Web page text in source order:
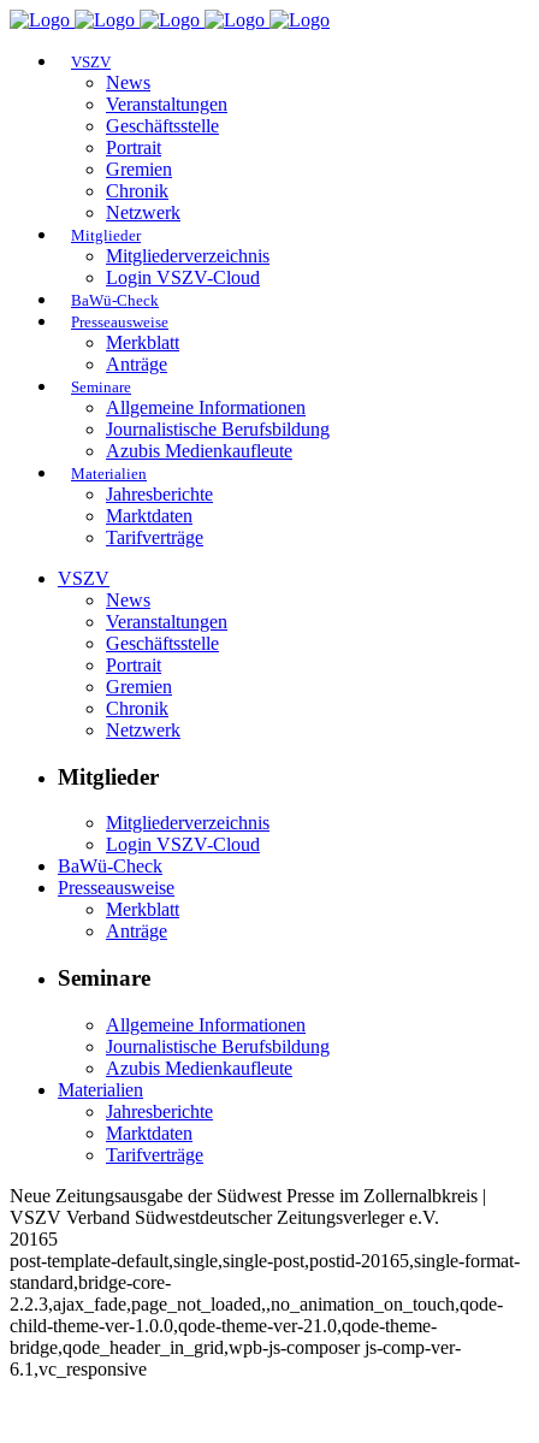
VSZV
News
Veranstaltungen
Geschäftsstelle
Portrait
Gremien
Chronik
Netzwerk
Mitglieder
Mitgliederverzeichnis
Login VSZV-Cloud
BaWü-Check
Presseausweise
Merkblatt
Anträge
Seminare
Allgemeine Informationen
Journalistische Berufsbildung
Azubis Medienkaufleute
Materialien
Jahresberichte
Marktdaten
Tarifverträge
VSZV
News
Veranstaltungen
Geschäftsstelle
Portrait
Gremien
Chronik
Netzwerk
Mitglieder
Mitgliederverzeichnis
Login VSZV-Cloud
BaWü-Check
Presseausweise
Merkblatt
Anträge
Seminare
Allgemeine Informationen
Journalistische Berufsbildung
Azubis Medienkaufleute
Materialien
Jahresberichte
Marktdaten
Tarifverträge
Neue Zeitungsausgabe der Südwest Presse im Zollernalbkreis |
VSZV Verband Südwestdeutscher Zeitungsverleger e.V.
20165
post-template-default,single,single-post,postid-20165,single-format-
standard,bridge-core-
2.2.3,ajax_fade,page_not_loaded,,no_animation_on_touch,qode-
child-theme-ver-1.0.0,qode-theme-ver-21.0,qode-theme-
bridge,qode_header_in_grid,wpb-js-composer js-comp-ver-
6.1,vc_responsive